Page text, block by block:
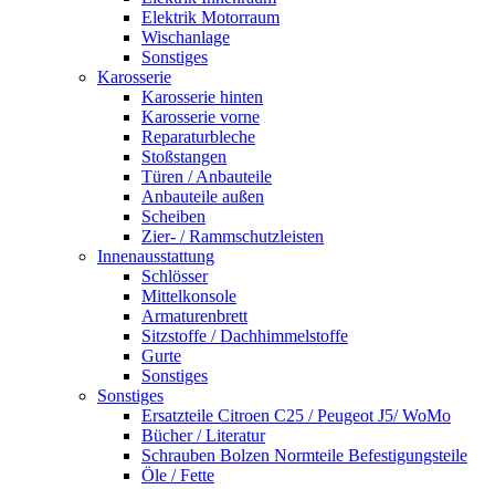
Elektrik Motorraum
Wischanlage
Sonstiges
Karosserie
Karosserie hinten
Karosserie vorne
Reparaturbleche
Stoßstangen
Türen / Anbauteile
Anbauteile außen
Scheiben
Zier- / Rammschutzleisten
Innenausstattung
Schlösser
Mittelkonsole
Armaturenbrett
Sitzstoffe / Dachhimmelstoffe
Gurte
Sonstiges
Sonstiges
Ersatzteile Citroen C25 / Peugeot J5/ WoMo
Bücher / Literatur
Schrauben Bolzen Normteile Befestigungsteile
Öle / Fette